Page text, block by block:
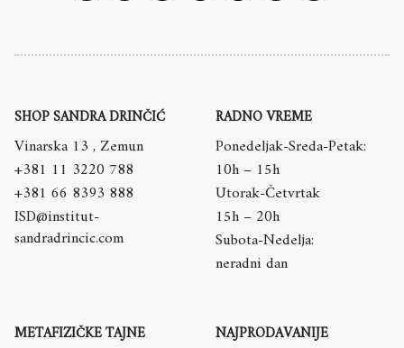
SHOP SANDRA DRINČIĆ
Vinarska 13 , Zemun
+381 11 3220 788
+381 66 8393 888
ISD@institut-
sandradrincic.com
RADNO VREME
Ponedeljak-Sreda-Petak:
10h – 15h
Utorak-Četvrtak
15h – 20h
Subota-Nedelja:
neradni dan
METAFIZIČKE TAJNE NAJPRODAVANIJE